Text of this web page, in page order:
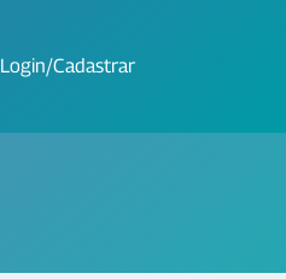
Login/Cadastrar